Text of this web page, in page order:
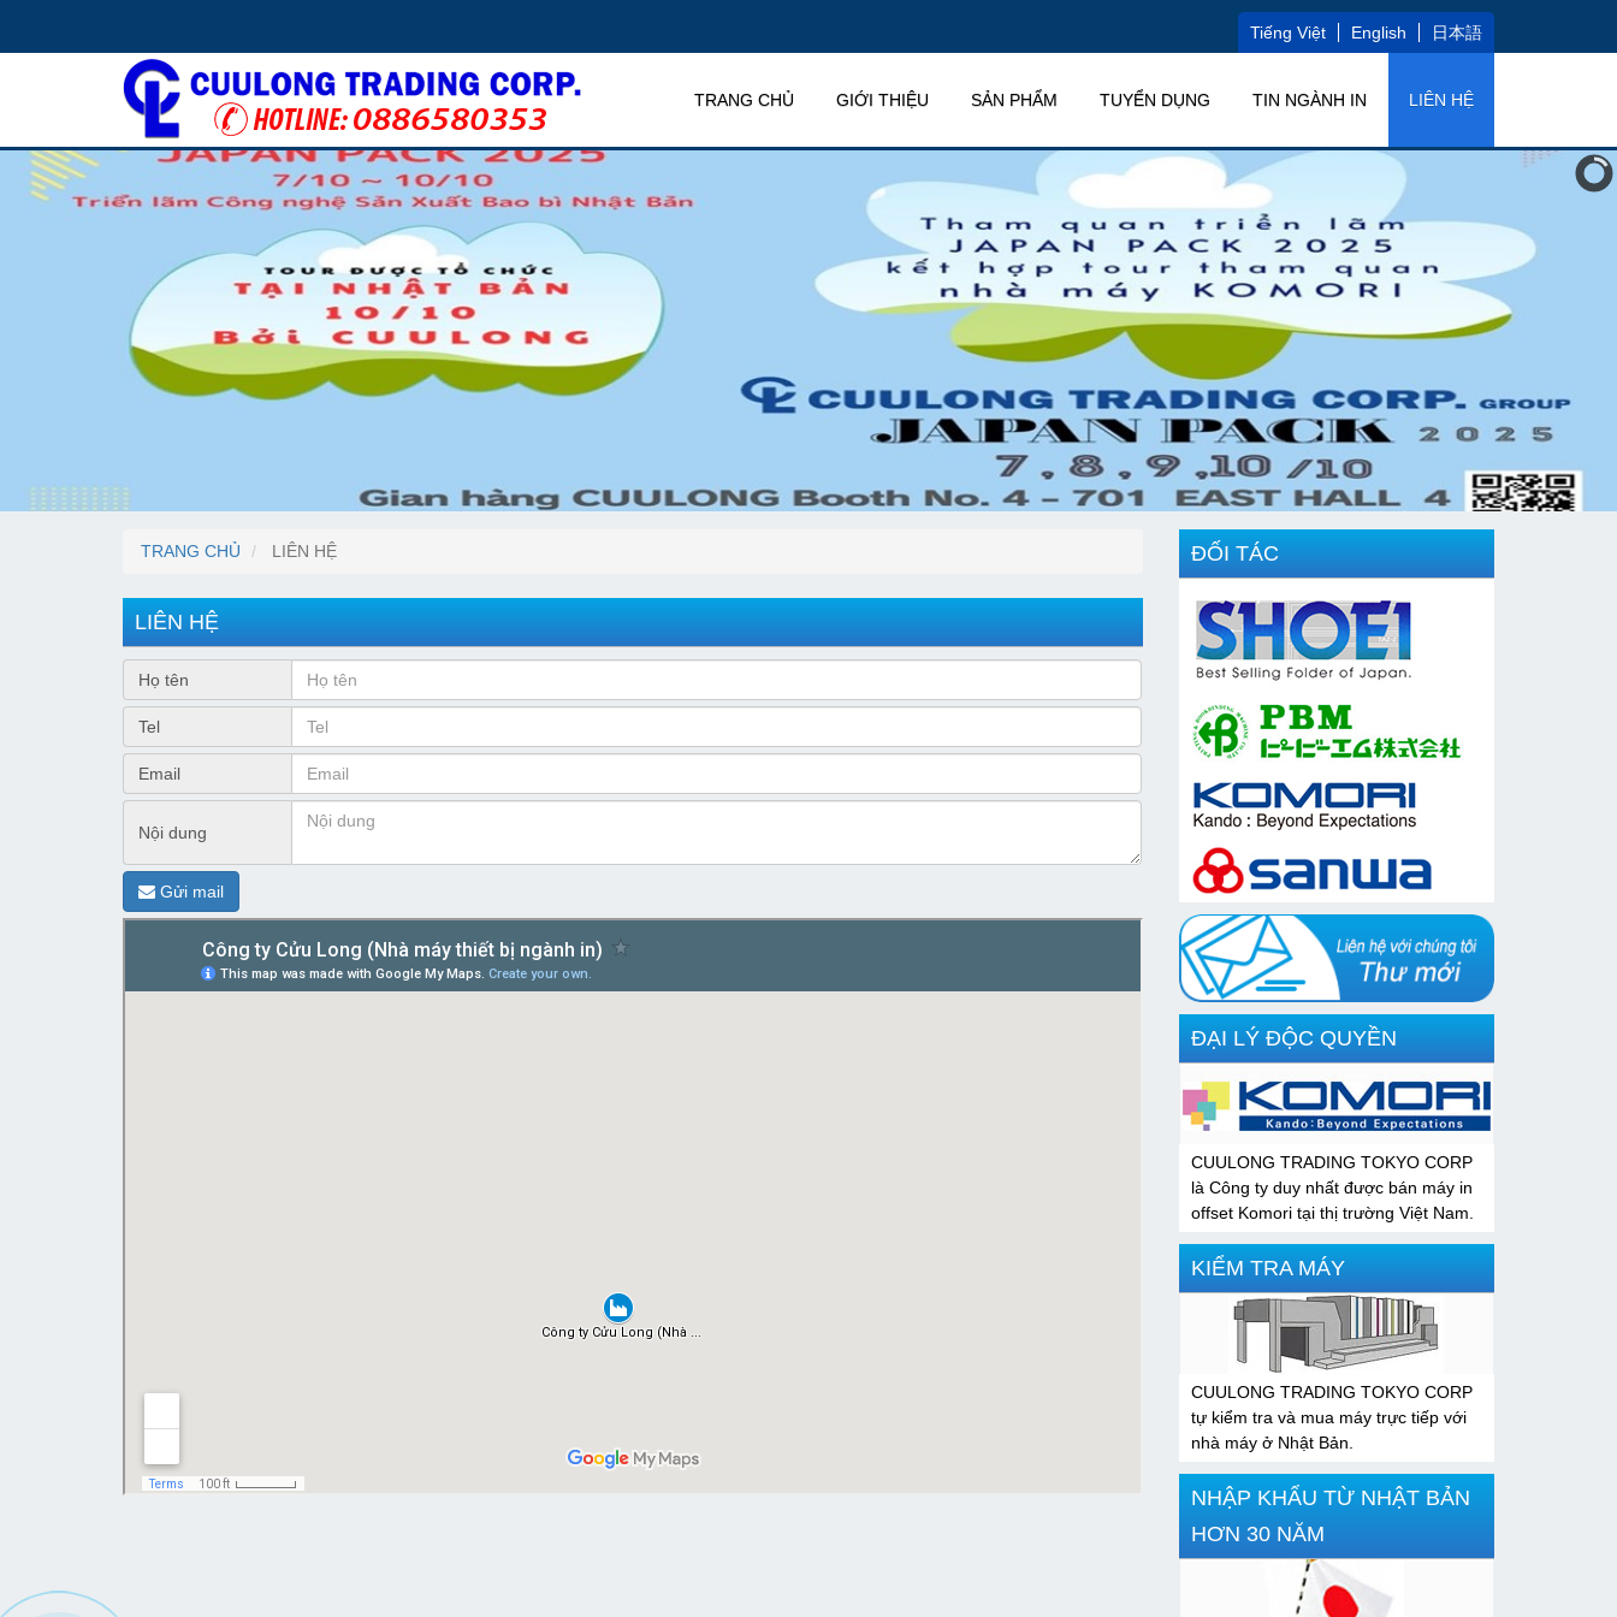
Tiếng Việt English 日本語
TRANG CHỦ GIỚI THIỆU SẢN PHẨM TUYỂN DỤNG TIN NGÀNH IN LIÊN HỆ
TRANG CHỦ LIÊN HỆ
LIÊN HỆ
Họ tên
Tel
Email
Nội dung
Gửi mail
ĐỐI TÁC
ĐẠI LÝ ĐỘC QUYỀN
CUULONG TRADING TOKYO CORP
là Công ty duy nhất được bán máy in
offset Komori tại thị trường Việt Nam.
KIỂM TRA MÁY
CUULONG TRADING TOKYO CORP
tự kiểm tra và mua máy trực tiếp với
nhà máy ở Nhật Bản.
NHẬP KHẨU TỪ NHẬT BẢN
HƠN 30 NĂM